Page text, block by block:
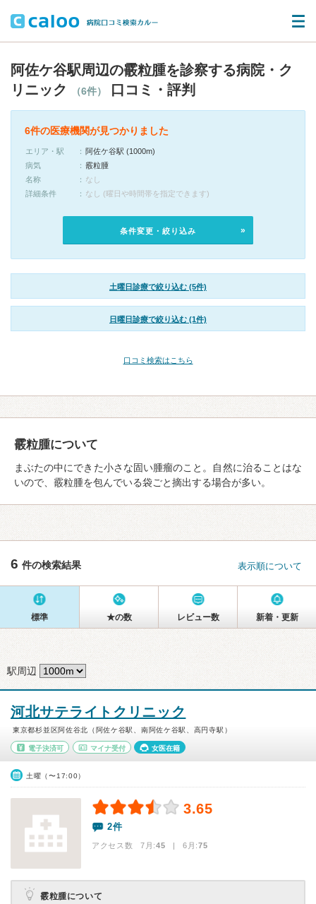
阿佐ケ谷駅周辺の霰粒腫を診察する病院・ク
リニック
（6件） 口コミ・評判
6件の医療機関が見つかりました
エリア・駅
阿佐ケ谷駅 (1000m)
病気
霰粒腫
名称
なし
詳細条件
なし (曜日や時間帯を指定できます)
条件変更・絞り込み
土曜日診療で絞り込む (5件)
日曜日診療で絞り込む (1件)
口コミ検索はこちら
霰粒腫について
まぶたの中にできた小さな固い腫瘤のこと。自然に治ることはな
いので、霰粒腫を包んでいる袋ごと摘出する場合が多い。
6 件の検索結果 表示順について
標準 ★の数 レビュー数 新着・更新
駅周辺
河北サテライトクリニック
東京都杉並区阿佐谷北（阿佐ケ谷駅、南阿佐ケ谷駅、高円寺駅）
電子決済可 マイナ受付 女医在籍
土曜（〜17:00）
3.65
2件
アクセス数 7月:45 | 6月:75
霰粒腫について